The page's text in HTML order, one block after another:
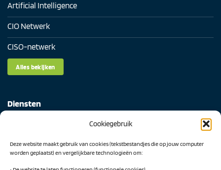
Cookiegebruik
Deze website maakt gebruik van cookies (tekstbestandjes die op jouw computer
worden geplaatst) en vergelijkbare technologieën om:
Artificial Intelligence
CIO Netwerk
CISO-netwerk
Alles bekijken
Diensten
AI Readiness Scan